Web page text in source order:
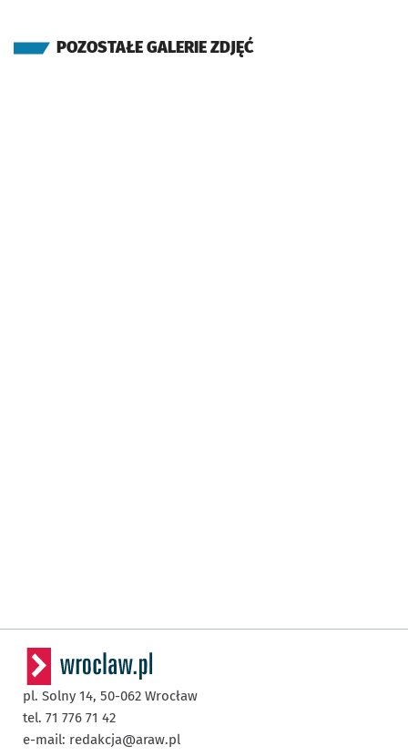
POZOSTAŁE GALERIE ZDJĘĆ
pl. Solny 14, 50-062 Wrocław
tel. 71 776 71 42
e-mail: redakcja@araw.pl